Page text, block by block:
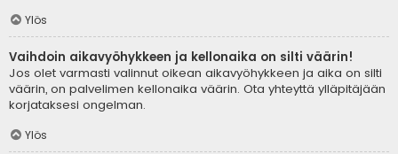
Ylös
Vaihdoin aikavyöhykkeen ja kellonaika on silti väärin!
Jos olet varmasti valinnut oikean aikavyöhykkeen ja aika on silti
väärin, on palvelimen kellonaika väärin. Ota yhteyttä ylläpitäjään
korjataksesi ongelman.
Ylös